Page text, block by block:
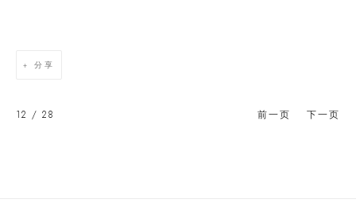
分享
前一页 下一页
12 / 28